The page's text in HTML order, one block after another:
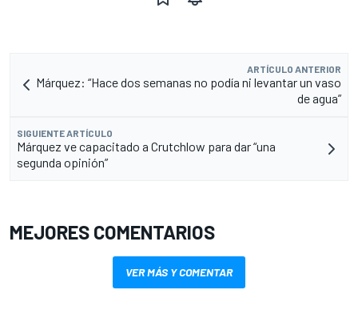
ARTÍCULO ANTERIOR
Márquez: “Hace dos semanas no podía ni levantar un vaso
de agua”
SIGUIENTE ARTÍCULO
Márquez ve capacitado a Crutchlow para dar “una
segunda opinión”
MEJORES COMENTARIOS
VER MÁS Y COMENTAR